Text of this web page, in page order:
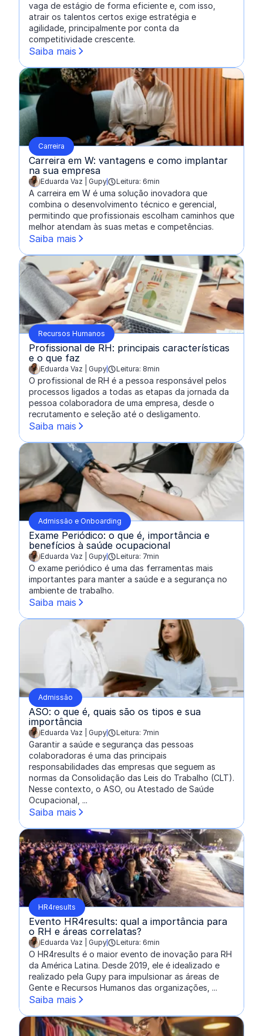
vaga de estágio de forma eficiente e, com isso,
atrair os talentos certos exige estratégia e
agilidade, principalmente por conta da
competitividade crescente.
Saiba mais
Carreira
Carreira em W: vantagens e como implantar
na sua empresa
escrito por:
Eduarda Vaz | Gupy Leitura: 6min
A carreira em W é uma solução inovadora que
combina o desenvolvimento técnico e gerencial,
permitindo que profissionais escolham caminhos que
melhor atendam às suas metas e competências.
Saiba mais
Recursos Humanos
Profissional de RH: principais características
e o que faz
escrito por:
Eduarda Vaz | Gupy Leitura: 8min
O profissional de RH é a pessoa responsável pelos
processos ligados a todas as etapas da jornada da
pessoa colaboradora de uma empresa, desde o
recrutamento e seleção até o desligamento.
Saiba mais
Admissão e Onboarding
Exame Periódico: o que é, importância e
benefícios à saúde ocupacional
escrito por:
Eduarda Vaz | Gupy Leitura: 7min
O exame periódico é uma das ferramentas mais
importantes para manter a saúde e a segurança no
ambiente de trabalho.
Saiba mais
Admissão
ASO: o que é, quais são os tipos e sua
importância
escrito por:
Eduarda Vaz | Gupy Leitura: 7min
Garantir a saúde e segurança das pessoas
colaboradoras é uma das principais
responsabilidades das empresas que seguem as
normas da Consolidação das Leis do Trabalho (CLT).
Nesse contexto, o ASO, ou Atestado de Saúde
Ocupacional, ...
Saiba mais
HR4results
Evento HR4results: qual a importância para
o RH e áreas correlatas?
escrito por:
Eduarda Vaz | Gupy Leitura: 6min
O HR4results é o maior evento de inovação para RH
da América Latina. Desde 2019, ele é idealizado e
realizado pela Gupy para impulsionar as áreas de
Gente e Recursos Humanos das organizações, ...
Saiba mais